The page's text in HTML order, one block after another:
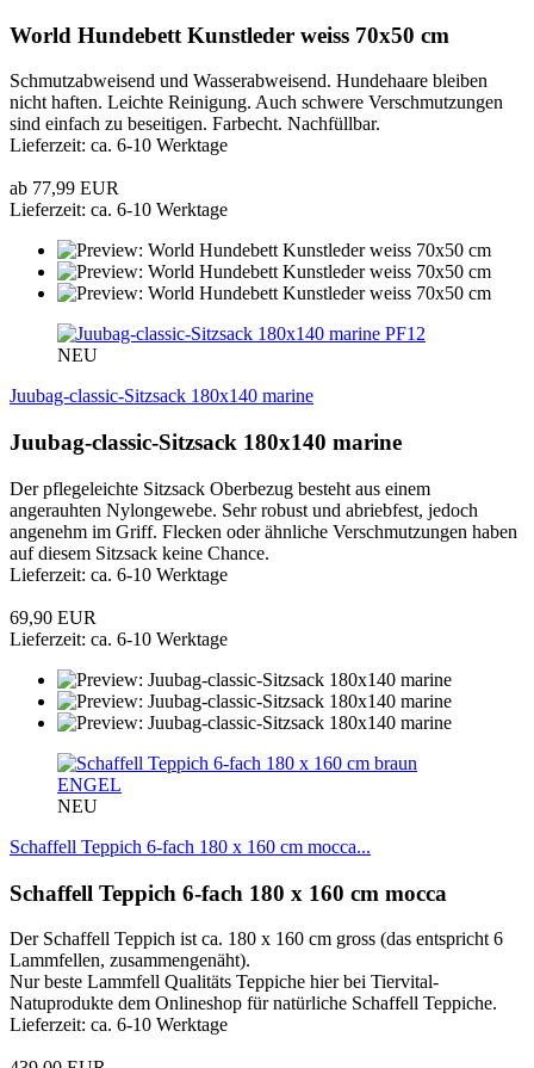
World Hundebett Kunstleder weiss 70x50 cm
Schmutzabweisend und Wasserabweisend. Hundehaare bleiben
nicht haften. Leichte Reinigung. Auch schwere Verschmutzungen
sind einfach zu beseitigen. Farbecht. Nachfüllbar.
Lieferzeit: ca. 6-10 Werktage
ab 77,99 EUR
Lieferzeit: ca. 6-10 Werktage
PF12
NEU
Juubag-classic-Sitzsack 180x140 marine
Juubag-classic-Sitzsack 180x140 marine
Der pflegeleichte Sitzsack Oberbezug besteht aus einem
angerauhten Nylongewebe. Sehr robust und abriebfest, jedoch
angenehm im Griff. Flecken oder ähnliche Verschmutzungen haben
auf diesem Sitzsack keine Chance.
Lieferzeit: ca. 6-10 Werktage
69,90 EUR
Lieferzeit: ca. 6-10 Werktage
ENGEL
NEU
Schaffell Teppich 6-fach 180 x 160 cm mocca...
Schaffell Teppich 6-fach 180 x 160 cm mocca
Der Schaffell Teppich ist ca. 180 x 160 cm gross (das entspricht 6
Lammfellen, zusammengenäht).
Nur beste Lammfell Qualitäts Teppiche hier bei Tiervital-
Natuprodukte dem Onlineshop für natürliche Schaffell Teppiche.
Lieferzeit: ca. 6-10 Werktage